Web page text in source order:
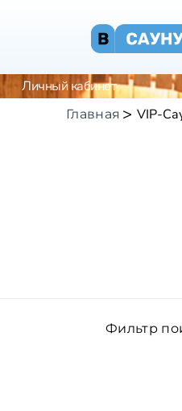
Личный кабинет
Главная VIP-
Фильтр